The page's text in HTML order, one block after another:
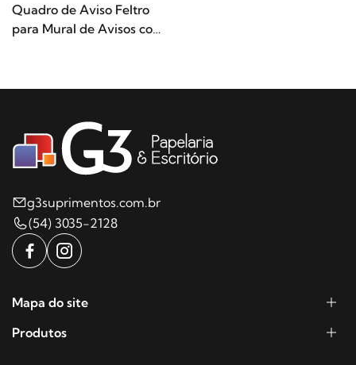
Quadro de Aviso Feltro
para Mural de Avisos com
g3suprimentos.com.br
(54) 3035-2128
Mapa do site
Produtos